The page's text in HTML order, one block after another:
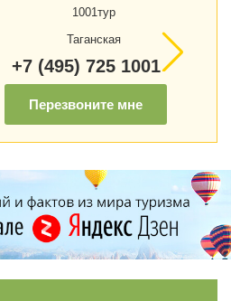
1001тур
Таганская
+7 (495) 725 1001
Перезвоните мне